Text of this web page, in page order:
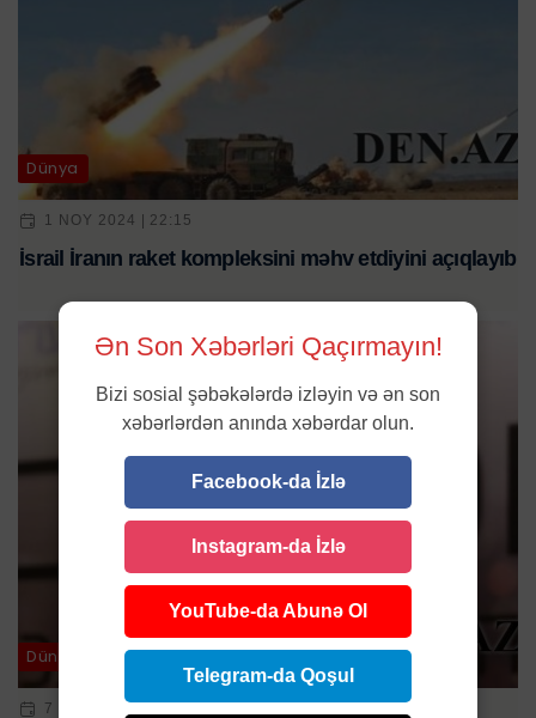
Dünya
1 NOY 2024 | 22:15
İsrail İranın raket kompleksini məhv etdiyini açıqlayıb
Dünya
7 OKT 2024 | 22:19
Ən Son Xəbərləri Qaçırmayın!
Bizi sosial şəbəkələrdə izləyin və ən son
xəbərlərdən anında xəbərdar olun.
Facebook-da İzlə
Instagram-da İzlə
YouTube-da Abunə Ol
Telegram-da Qoşul